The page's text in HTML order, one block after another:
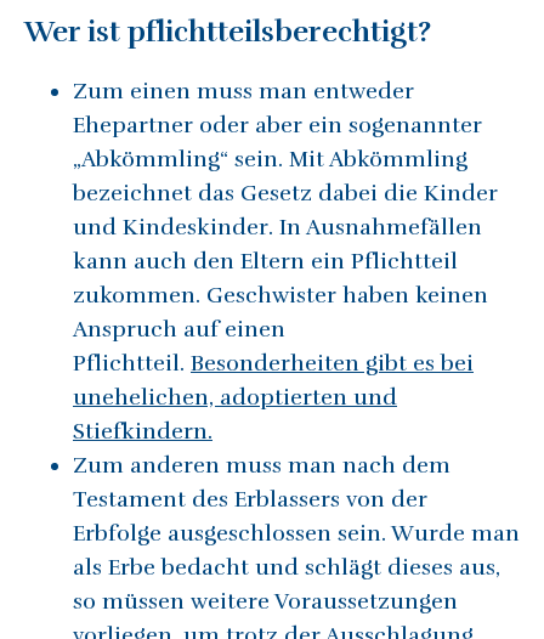
Wer ist pflichtteilsberechtigt?
Zum einen muss man entweder
Ehepartner oder aber ein sogenannter
„Abkömmling“ sein. Mit Abkömmling
bezeichnet das Gesetz dabei die Kinder
und Kindeskinder. In Ausnahmefällen
kann auch den Eltern ein Pflichtteil
zukommen. Geschwister haben keinen
Anspruch auf einen
Pflichtteil. Besonderheiten gibt es bei
unehelichen, adoptierten und
Stiefkindern.
Zum anderen muss man nach dem
Testament des Erblassers von der
Erbfolge ausgeschlossen sein. Wurde man
als Erbe bedacht und schlägt dieses aus,
so müssen weitere Voraussetzungen